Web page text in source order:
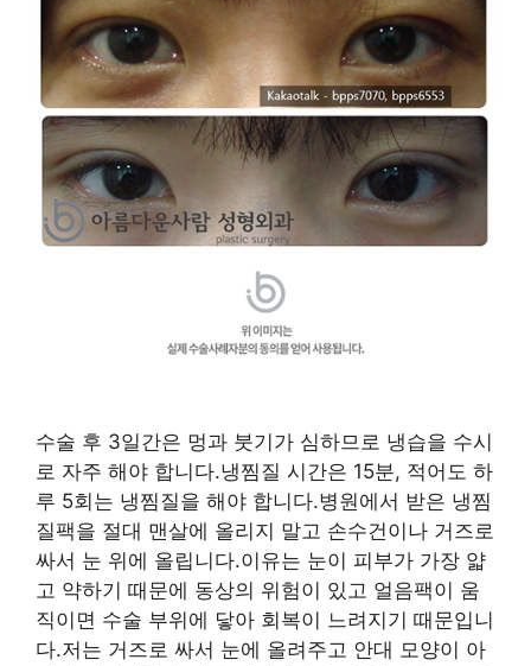
수술 후 3일간은 멍과 붓기가 심하므로 냉습을 수시
로 자주 해야 합니다.냉찜질 시간은 15분, 적어도 하
루 5회는 냉찜질을 해야 합니다.병원에서 받은 냉찜
질팩을 절대 맨살에 올리지 말고 손수건이나 거즈로
싸서 눈 위에 올립니다.이유는 눈이 피부가 가장 얇
고 약하기 때문에 동상의 위험이 있고 얼음팩이 움
직이면 수술 부위에 닿아 회복이 느려지기 때문입니
다.저는 거즈로 싸서 눈에 올려주고 안대 모양이 아